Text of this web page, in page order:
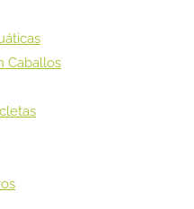
Caballos